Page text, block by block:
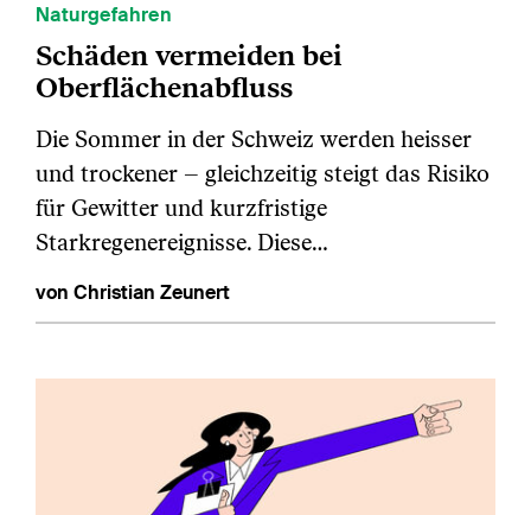
Naturgefahren
Schäden vermeiden bei
Oberflächenabfluss
Die Sommer in der Schweiz werden heisser
und trockener – gleichzeitig steigt das Risiko
für Gewitter und kurzfristige
Starkregenereignisse. Diese…
von Christian Zeunert